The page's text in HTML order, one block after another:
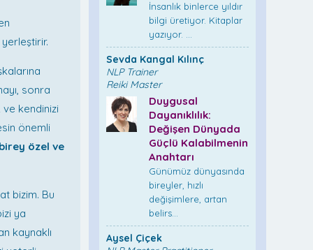
sonra
ve kendinizi
önemli
özel ve
bizim. Bu
ya
kaynaklı
İnsanlık binlerce yıldır
bilgi üretiyor. Kitaplar
yazıyor. ...
Sevda Kangal Kılınç
NLP Trainer
Reiki Master
Duygusal
Dayanıklılık:
Değişen Dünyada
Güçlü Kalabilmenin
Anahtarı
Günümüz dünyasında
bireyler, hızlı
değişimlere, artan
belirs...
Aysel Çiçek